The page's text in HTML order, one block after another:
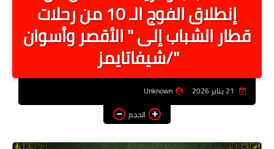
أخبار الرياصة
الطب البديل
منوعات
عاجل
إنطلاق الفوج الـ 10 من رحلات
قطار الشباب إلى " الأقصر وأسوان
"/شيفاتايمز
Unknown
الحجم